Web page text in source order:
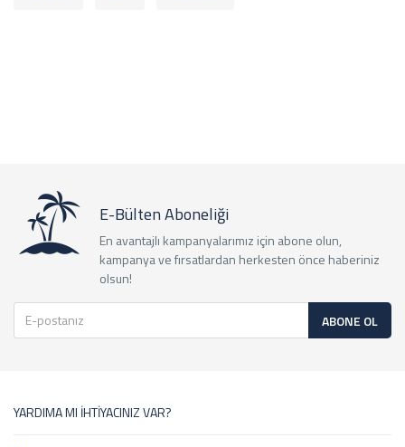
E-Bülten Aboneliği
En avantajlı kampanyalarımız için abone olun,
kampanya ve fırsatlardan herkesten önce haberiniz
olsun!
ABONE OL
YARDIMA MI İHTİYACINIZ VAR?